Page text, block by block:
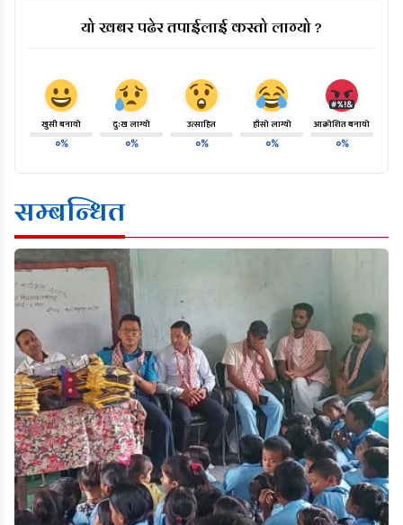
यो खबर पढेर तपाईलाई कस्तो लाग्यो ?
खुसी बनायो
०%
दु:ख लाग्यो
०%
उत्साहित
०%
हाँसो लाग्यो
०%
आक्रोशित बनायो
०%
सम्बन्धित